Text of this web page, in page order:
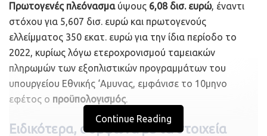
Πρωτογενές πλεόνασμαύψους 6,08 δισ. ευρώ, έναντι
στόχου για 5,607 δισ. ευρώ και πρωτογενούς
ελλείμματος 350 εκατ. ευρώ για την ίδια περίοδο το
2022, κυρίως λόγω ετεροχρονισμού ταμειακών
πληρωμών των εξοπλιστικών προγραμμάτων του
υπουργείου Εθνικής ‘Αμυνας, εμφάνισε το 10μηνο
εφέτος ο προϋπολογισμός.
Ειδικότερα, σύμφωνα με τα στοιχεία
Continue Reading